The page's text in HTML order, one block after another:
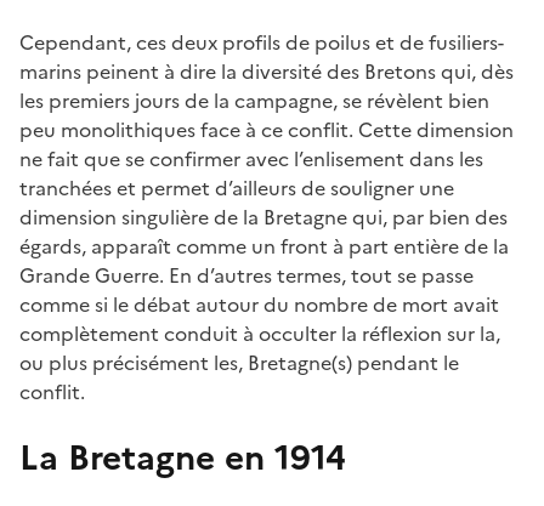
Cependant, ces deux profils de poilus et de fusiliers-
marins peinent à dire la diversité des Bretons qui, dès
les premiers jours de la campagne, se révèlent bien
peu monolithiques face à ce conflit. Cette dimension
ne fait que se confirmer avec l’enlisement dans les
tranchées et permet d’ailleurs de souligner une
dimension singulière de la Bretagne qui, par bien des
égards, apparaît comme un front à part entière de la
Grande Guerre. En d’autres termes, tout se passe
comme si le débat autour du nombre de mort avait
complètement conduit à occulter la réflexion sur la,
ou plus précisément les, Bretagne(s) pendant le
conflit.
La Bretagne en 1914